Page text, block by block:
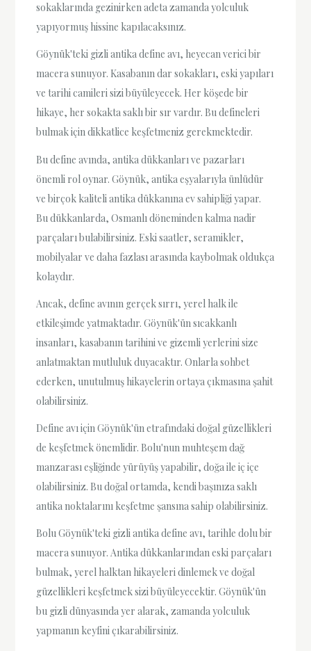
sokaklarında gezinirken adeta zamanda yolculuk
yapıyormuş hissine kapılacaksınız.
Göynük'teki gizli antika define avı, heyecan verici bir
macera sunuyor. Kasabanın dar sokakları, eski yapıları
ve tarihi camileri sizi büyüleyecek. Her köşede bir
hikaye, her sokakta saklı bir sır vardır. Bu defineleri
bulmak için dikkatlice keşfetmeniz gerekmektedir.
Bu define avında, antika dükkanları ve pazarları
önemli rol oynar. Göynük, antika eşyalarıyla ünlüdür
ve birçok kaliteli antika dükkanına ev sahipliği yapar.
Bu dükkanlarda, Osmanlı döneminden kalma nadir
parçaları bulabilirsiniz. Eski saatler, seramikler,
mobilyalar ve daha fazlası arasında kaybolmak oldukça
kolaydır.
Ancak, define avının gerçek sırrı, yerel halk ile
etkileşimde yatmaktadır. Göynük'ün sıcakkanlı
insanları, kasabanın tarihini ve gizemli yerlerini size
anlatmaktan mutluluk duyacaktır. Onlarla sohbet
ederken, unutulmuş hikayelerin ortaya çıkmasına şahit
olabilirsiniz.
Define avı için Göynük'ün etrafındaki doğal güzellikleri
de keşfetmek önemlidir. Bolu'nun muhteşem dağ
manzarası eşliğinde yürüyüş yapabilir, doğa ile iç içe
olabilirsiniz. Bu doğal ortamda, kendi başınıza saklı
antika noktalarını keşfetme şansına sahip olabilirsiniz.
Bolu Göynük'teki gizli antika define avı, tarihle dolu bir
macera sunuyor. Antika dükkanlarından eski parçaları
bulmak, yerel halktan hikayeleri dinlemek ve doğal
güzellikleri keşfetmek sizi büyüleyecektir. Göynük'ün
bu gizli dünyasında yer alarak, zamanda yolculuk
yapmanın keyfini çıkarabilirsiniz.